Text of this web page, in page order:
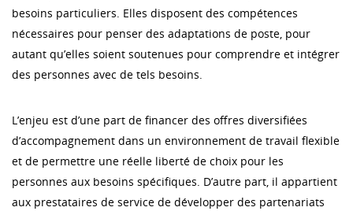
besoins particuliers. Elles disposent des compétences
nécessaires pour penser des adaptations de poste, pour
autant qu’elles soient soutenues pour comprendre et intégrer
des personnes avec de tels besoins.
L’enjeu est d’une part de financer des offres diversifiées
d’accompagnement dans un environnement de travail flexible
et de permettre une réelle liberté de choix pour les
personnes aux besoins spécifiques. D’autre part, il appartient
aux prestataires de service de développer des partenariats